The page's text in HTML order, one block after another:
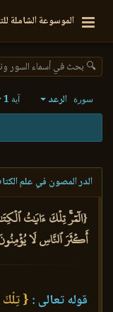
الموسوعة الشاملة
🔍 بحث في أسماء السور
سورة الرعد آية 1
الدر المصون في علم
{الٓمٓرۚ تِلۡكَ ءَايَٰتُ
أَكۡثَرَ ٱلنَّاسِ لَا
قوله تعالى :{